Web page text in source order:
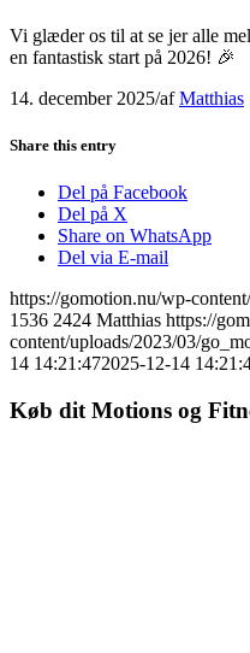
Vi glæder os til at se jer alle
en fantastisk start på 2026! 🎉
14. december 2025/afMatthias
Share this entry
Del på Facebook
Del på X
Share on WhatsApp
Del via E-mail
https://gomotion.nu/wp-
1536 2424 Matthias https://
content/uploads/2023/03/
14 14:21:472025-12-14
Køb dit Motions og